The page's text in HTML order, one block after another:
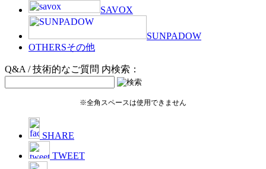
SAVOX
SUNPADOW
OTHERSその他
Q&A / 技術的なご質問 内検索：
※全角スペースは使用できません
SHARE
TWEET